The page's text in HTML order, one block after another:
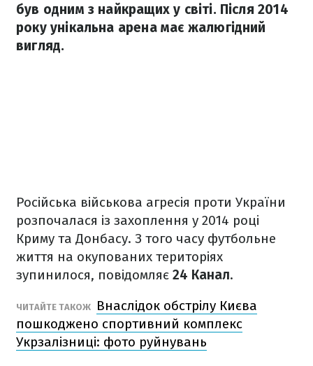
був одним з найкращих у світі. Після 2014
року унікальна арена має жалюгідний
вигляд.
Російська військова агресія проти України
розпочалася із захоплення у 2014 році
Криму та Донбасу. З того часу футбольне
життя на окупованих територіях
зупинилося, повідомляє 24 Канал.
ЧИТАЙТЕ ТАКОЖ
Внаслідок обстрілу Києва
пошкоджено спортивний комплекс
Укрзалізниці: фото руйнувань